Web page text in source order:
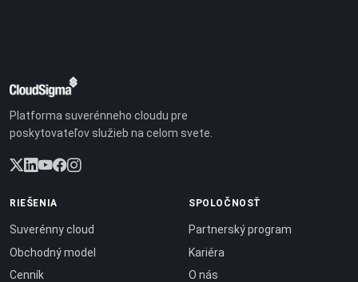
Platforma suverénneho cloudu pre
poskytovateľov služieb na celom svete.
RIEŠENIA
Suverénny cloud
Obchodný model
Cenník
SPOLOČNOSŤ
Partnerský program
Kariéra
O nás